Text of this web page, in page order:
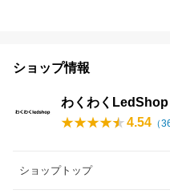
ショップ情報
わくわくLedShop
4.54 （
ショップトップ